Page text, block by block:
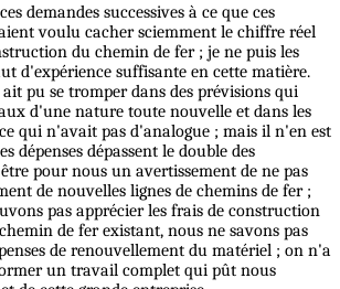
demandes successives à ce que ces
voulu cacher sciemment le chiffre réel
du chemin de fer ; je ne puis les
d'expérience suffisante en cette matière.
pu se tromper dans des prévisions qui
d'une nature toute nouvelle et dans les
qui n'avait pas d'analogue ; mais il n'en est
dépenses dépassent le double des
pour nous un avertissement de ne pas
de nouvelles lignes de chemins de fer ;
pas apprécier les frais de construction
de fer existant, nous ne savons pas
de renouvellement du matériel ; on n'a
un travail complet qui pût nous